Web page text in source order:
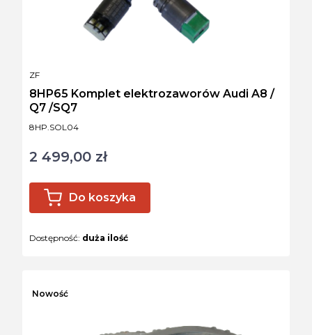
Kod produktu
8HP.SOL04
8HP65 Komplet elektrozaworów Audi A8 /
Q7 /SQ7
PRODUCENT
ZF
Cena
2 499,00 zł
Do koszyka
Dostępność: duża ilość
Nowość